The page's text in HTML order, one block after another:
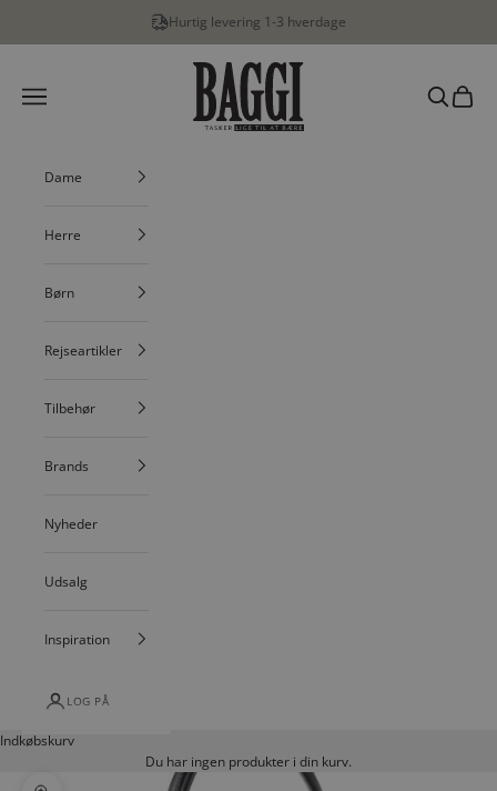
Hurtig levering 1-3 hverdage
BAGGI
Menu
Søg
Dame
Herre
Børn
Rejseartikler
Tilbehør
Brands
Nyheder
Udsalg
Inspiration
LOG PÅ
Indkøbskurv
Du har ingen produkter i din kurv.